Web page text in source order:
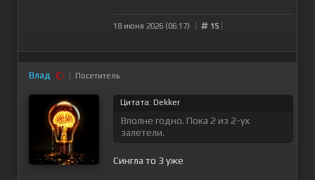
18 июня 2026 (06:17) 15
Влад Посетитель
Цитата: Dekker
Вполне годно. Пока 2 из 2-ух
залетели.
Сингла то 3 уже